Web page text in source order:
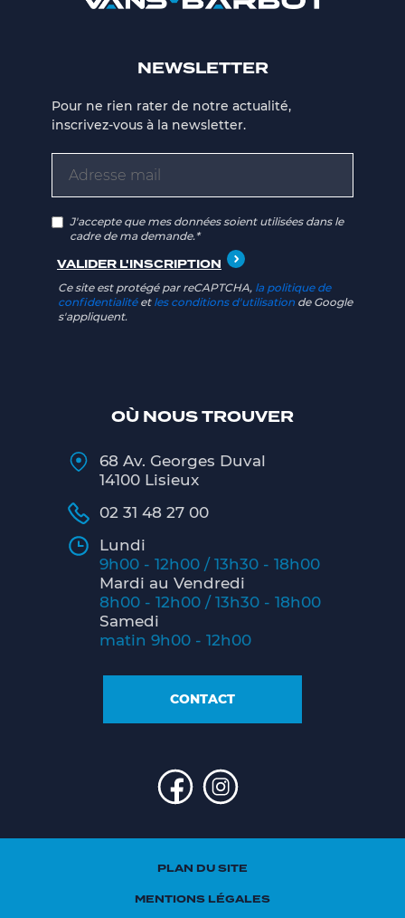
OÙ NOUS TROUVER
68 Av. Georges Duval
14100 Lisieux
02 31 48 27 00
Lundi
9h00 - 12h00 / 13h30 - 18h00
Mardi au Vendredi
8h00 - 12h00 / 13h30 - 18h00
Samedi
matin 9h00 - 12h00
CONTACT
NEWSLETTER
Pour ne rien rater de notre actualité,
inscrivez-vous à la newsletter.
J'accepte que mes données soient utilisées dans le
cadre de ma demande.*
Ce site est protégé par reCAPTCHA, la politique de
confidentialitéet les conditions d'utilisation de Google
s'appliquent.
PLAN DU SITE
MENTIONS LÉGALES